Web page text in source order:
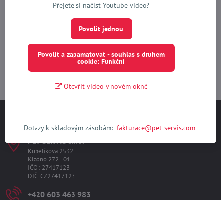
Povolit a zapamatovat - souhlas s druhem cookie: Funkční
Otevřít obsah v novém okně
PET-SERVIS s​.r​.o​.
Kubelíkova 2532
Kladno 272 - 01
IČO : 27417123
DIČ: CZ27417123
+420 603 463 983
Přejete si načíst Youtube video?
Povolit jednou
Povolit a zapamatovat - souhlas s druhem
cookie: Funkční
Otevřít video v novém okně
Dotazy k skladovým zásobám:fakturace@pet-servis.com